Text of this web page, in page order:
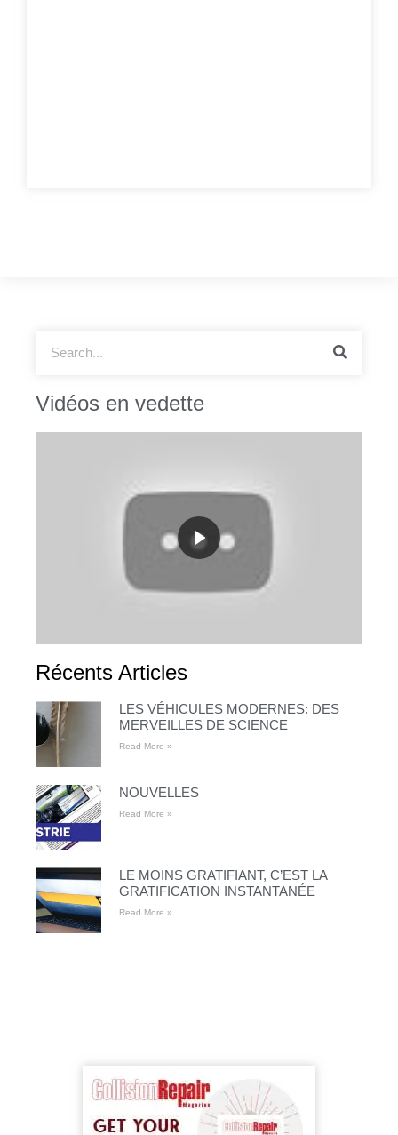
Vidéos en vedette
Récents Articles
LES VÉHICULES MODERNES: DES
MERVEILLES DE SCIENCE
Read More »
NOUVELLES
Read More »
LE MOINS GRATIFIANT, C’EST LA
GRATIFICATION INSTANTANÉE
Read More »